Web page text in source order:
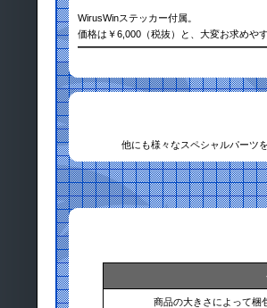
WirusWinステッカー付属。
価格は￥6,000（税抜）と、大変お求めや
他にも様々なスペシャルパーツ
商品の大きさによって梱